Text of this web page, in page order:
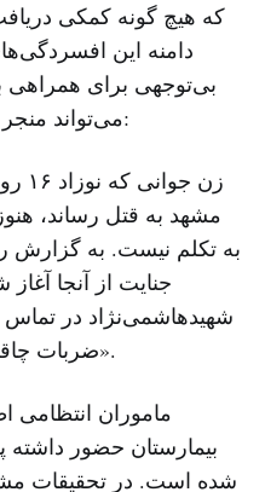
که هیچ گونه کمکی
دامنه این
بی‌توجهی برای همراهی
می‌تواند منجر به فجایعی از این دست شود:
مشهد به قتل رساند،
به تکلم نیست. به گزارش
جنایت از آنجا
شهیدهاشمی‌نژاد در تماس
ضربات چاقو مجروح شده بود، خبر دادند».
ماموران انتظامی
بیمارستان حضور
شده است. در تحقیقات